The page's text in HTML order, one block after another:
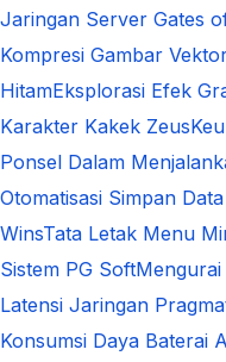
Jaringan Server Gates
Kompresi Gambar
HitamEksplorasi Efek
Karakter Kakek Zeus
Ponsel Dalam
Otomatisasi Simpan
WinsTata Letak Menu
Sistem PG Soft
Latensi Jaringan
Konsumsi Daya Baterai